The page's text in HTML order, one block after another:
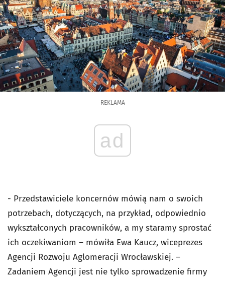
REKLAMA
ad
- Przedstawiciele koncernów mówią nam o swoich
potrzebach, dotyczących, na przykład, odpowiednio
wykształconych pracowników, a my staramy sprostać
ich oczekiwaniom – mówiła Ewa Kaucz, wiceprezes
Agencji Rozwoju Aglomeracji Wrocławskiej. –
Zadaniem Agencji jest nie tylko sprowadzenie firmy